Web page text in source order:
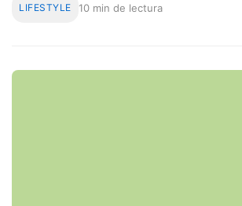
LIFESTYLE 10 min de lectura